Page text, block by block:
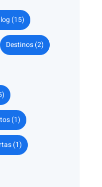
(15)
Destinos (2)
(1)
(1)